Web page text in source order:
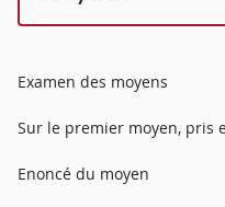
Examen des moyens
Sur le premier moyen, pris
Enoncé du moyen